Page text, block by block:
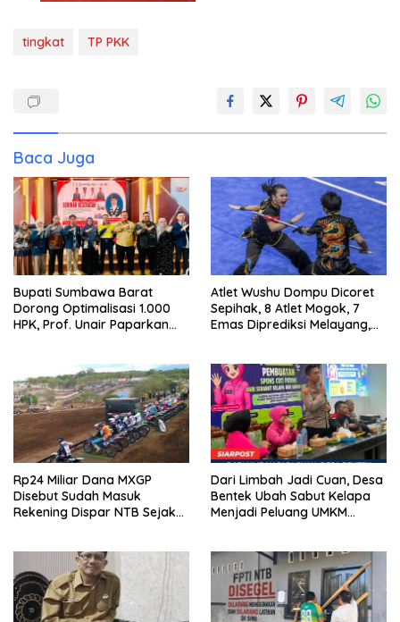
tingkat TP PKK
Baca Juga
Bupati Sumbawa Barat
Dorong Optimalisasi 1.000
HPK, Prof. Unair Paparkan
Atlet Wushu Dompu Dicoret
Sepihak, 8 Atlet Mogok, 7
Emas Diprediksi Melayang,
Rp24 Miliar Dana MXGP
Disebut Sudah Masuk
Rekening Dispar NTB Sejak
Dari Limbah Jadi Cuan, Desa
Bentek Ubah Sabut Kelapa
Menjadi Peluang UMKM